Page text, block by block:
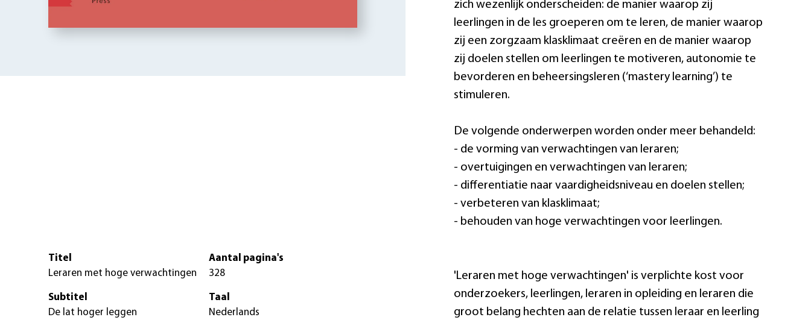
zich wezenlijk onderscheiden: de manier waarop zij
leerlingen in de les groeperen om te leren, de manier waarop
zij een zorgzaam klasklimaat creëren en de manier waarop
zij doelen stellen om leerlingen te motiveren, autonomie te
bevorderen en beheersingsleren (‘mastery learning’) te
stimuleren.
De volgende onderwerpen worden onder meer behandeld:
- de vorming van verwachtingen van leraren;
- overtuigingen en verwachtingen van leraren;
- differentiatie naar vaardigheidsniveau en doelen stellen;
- verbeteren van klasklimaat;
- behouden van hoge verwachtingen voor leerlingen.
'Leraren met hoge verwachtingen' is verplichte kost voor
onderzoekers, leerlingen, leraren in opleiding en leraren die
groot belang hechten aan de relatie tussen leraar en leerling
Titel
Leraren met hoge verwachtingen
Subtitel
De lat hoger leggen
Aantal pagina's
328
Taal
Nederlands